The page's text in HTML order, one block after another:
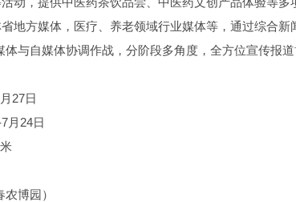
地方媒体，医疗、养老领域行业媒体等，通过综合
与自媒体协调作战，分阶段多角度，全方位宣传报道
27日
月24日
博园）